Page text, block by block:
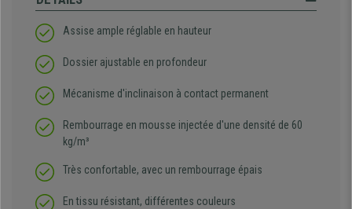
Assise ample réglable en hauteur
Dossier ajustable en profondeur
Mécanisme d'inclinaison à contact permanent
Rembourrage en mousse injectée d'une densité de 60
kg/m³
Très confortable, avec un rembourrage épais
En tissu résistant, différentes couleurs